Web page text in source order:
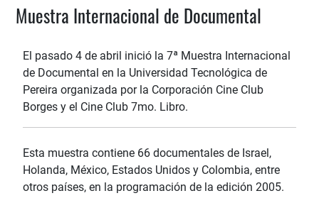
Muestra Internacional de Documental
El pasado 4 de abril inició la 7ª Muestra Internacional
de Documental en la Universidad Tecnológica de
Pereira organizada por la Corporación Cine Club
Borges y el Cine Club 7mo. Libro.
Esta muestra contiene 66 documentales de Israel,
Holanda, México, Estados Unidos y Colombia, entre
otros países, en la programación de la edición 2005.